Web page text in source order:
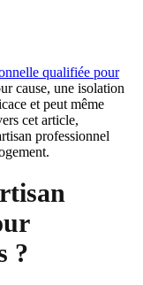
qualifiée pour
cause, une isolation
et peut même
cet article,
professionnel
?